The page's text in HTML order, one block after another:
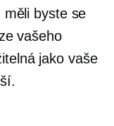
měli byste se
vašeho
jako vaše